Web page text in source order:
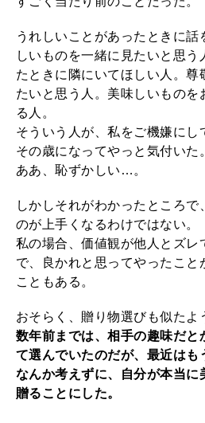
うれしいことがあったときに話
しいものを一緒に見たいと思う
たときに隣にいてほしい人。尊
たいと思う人。美味しいものを
る人。
そういう人が、私をご機嫌にし
その歳になってやっと気付いた。
ああ、恥ずかしい…。
しかしそれがわかったところで
のが上手くなるわけではない。
私の場合、価値観が他人とズレ
で、良かれと思ってやったこと
こともある。
おそらく、贈り物選びも似たよ
数年前までは、相手の趣味だと
て選んでいたのだが、最近はも
なんか考えずに、自分が本当に
贈ることにした。